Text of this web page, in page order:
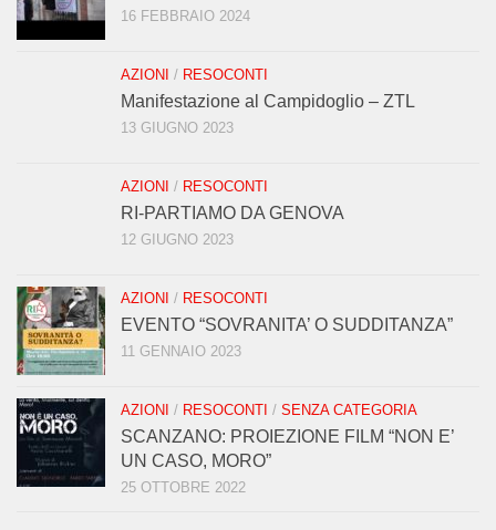
16 FEBBRAIO 2024
AZIONI / RESOCONTI
Manifestazione al Campidoglio – ZTL
13 GIUGNO 2023
AZIONI / RESOCONTI
RI-PARTIAMO DA GENOVA
12 GIUGNO 2023
AZIONI / RESOCONTI
EVENTO “SOVRANITA’ O SUDDITANZA”
11 GENNAIO 2023
AZIONI / RESOCONTI / SENZA CATEGORIA
SCANZANO: PROIEZIONE FILM “NON E’
UN CASO, MORO”
25 OTTOBRE 2022